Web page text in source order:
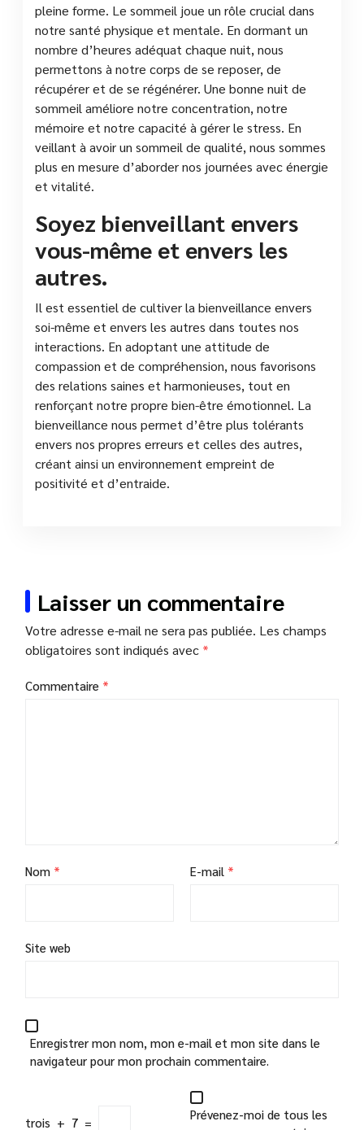
pleine forme. Le sommeil joue un rôle crucial dans
notre santé physique et mentale. En dormant un
nombre d’heures adéquat chaque nuit, nous
permettons à notre corps de se reposer, de
récupérer et de se régénérer. Une bonne nuit de
sommeil améliore notre concentration, notre
mémoire et notre capacité à gérer le stress. En
veillant à avoir un sommeil de qualité, nous sommes
plus en mesure d’aborder nos journées avec énergie
et vitalité.
Soyez bienveillant envers
vous-même et envers les
autres.
Il est essentiel de cultiver la bienveillance envers
soi-même et envers les autres dans toutes nos
interactions. En adoptant une attitude de
compassion et de compréhension, nous favorisons
des relations saines et harmonieuses, tout en
renforçant notre propre bien-être émotionnel. La
bienveillance nous permet d’être plus tolérants
envers nos propres erreurs et celles des autres,
créant ainsi un environnement empreint de
positivité et d’entraide.
Laisser un commentaire
Votre adresse e-mail ne sera pas publiée. Les champs
obligatoires sont indiqués avec *
Commentaire *
Nom * E-mail *
Site web
Enregistrer mon nom, mon e-mail et mon site dans le
navigateur pour mon prochain commentaire.
trois + 7 =
Prévenez-moi de tous les